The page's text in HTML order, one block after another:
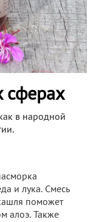
сферах
в народной
и лука. Смесь
поможет
алоэ. Также